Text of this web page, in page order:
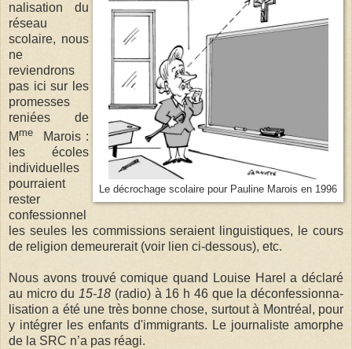
Le décrochage scolaire pour Pauline Marois en 1996
na­li­sation du
réseau
scolaire, nous
ne
reviendrons
pas ici sur les
pro­messes
reniées de
Mme Marois :
les écoles
individuelles
pourraient
rester
confessionnel
les seules les commissions seraient linguistiques, le cours
de religion demeurerait (voir lien ci-dessous), etc.
Nous avons trouvé comique quand Louise Harel a déclaré
au micro du 15-18 (radio) à 16 h 46 que la décon­fession­na­
lisation a été une très bonne chose, surtout à Montréal, pour
y intégrer les enfants d'im­migrants. Le journaliste amorphe
de la SRC n’a pas réagi.